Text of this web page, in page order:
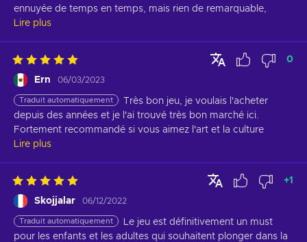
ennuyée de temps en temps, mais rien de remarquable,
Lire plus
Ern 06/03/2023
0
Traduit automatiquement
Très bon jeu, je voulais l'acheter
depuis des années et je l'ai trouvé très bon marché ici.
Fortement recommandé si vous aimez l'art et la culture
Lire plus
Skojjalar 06/12/2022
+1
Traduit automatiquement
Le jeu est définitivement un must
pour les enfants et les adultes qui souhaitent plonger dans la